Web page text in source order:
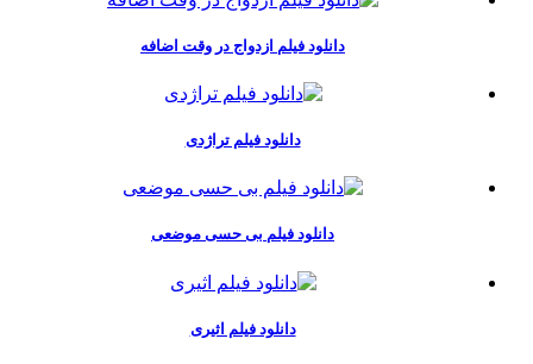
دانلود فیلم ازدواج در وقت اضافه
دانلود فیلم تراژدی
دانلود فیلم بی حسی موضعی
دانلود فیلم اثیری